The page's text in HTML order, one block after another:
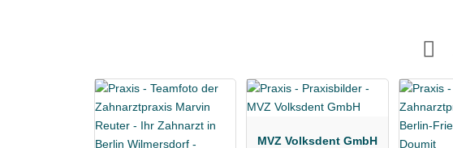
MVZ Volksdent GmbH